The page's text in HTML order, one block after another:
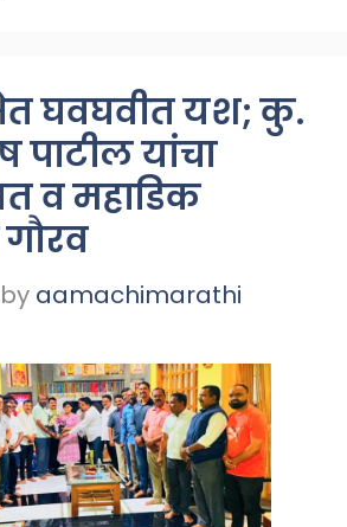
घवघवीत यश; कु.
पाटील यांचा
व महाडिक
by aamachimarathi